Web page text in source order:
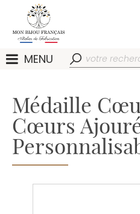
MENU
Médaille
Cœurs